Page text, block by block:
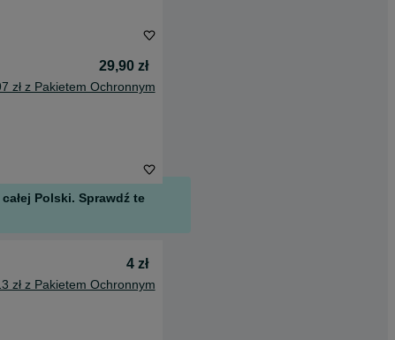
29,90 zł
zł z Pakietem Ochronnym
Polski. Sprawdź te
4 zł
zł z Pakietem Ochronnym